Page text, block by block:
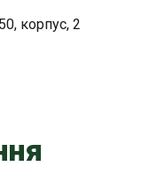
корпус, 2